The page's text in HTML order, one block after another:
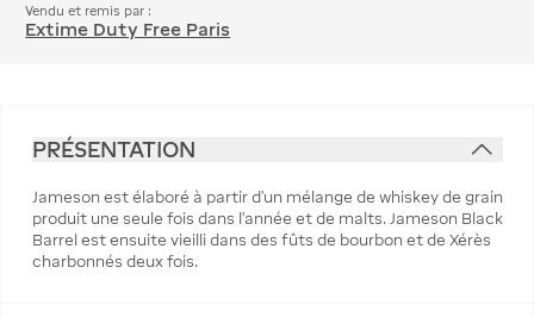
Vendu et remis par :
Extime Duty Free Paris
PRÉSENTATION
Jameson est élaboré à partir d'un mélange de whiskey de grain
produit une seule fois dans l'année et de malts. Jameson Black
Barrel est ensuite vieilli dans des fûts de bourbon et de Xérès
charbonnés deux fois.